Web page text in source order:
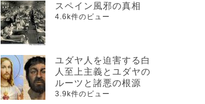
スペイン風邪の真相
4.6k件のビュー
ユダヤ人を迫害する白
人至上主義とユダヤの
ルーツと諸悪の根源
3.9k件のビュー